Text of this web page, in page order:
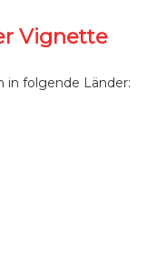
Vignette
in folgende Länder: